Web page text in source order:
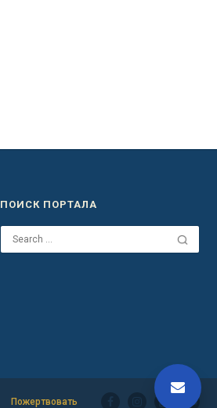
ПОИСК ПОРТАЛА
Пожертвовать